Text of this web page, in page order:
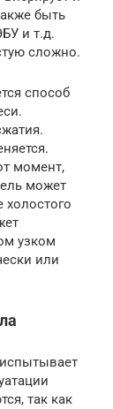
быть
и т.д.
сложно.
способ
момент,
может
холостого
узком
или
так как